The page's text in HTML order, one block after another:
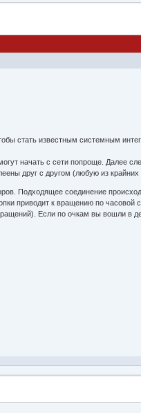
стать известным системным
начать с сети попроще. Далее
друг с другом (любую из
Подходящее соединение
приводит к вращению по часовой
Если по очкам вы вошли в